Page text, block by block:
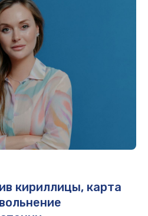
кириллицы, карта